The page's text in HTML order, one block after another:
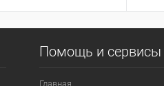
Помощь и сервисы
Главная